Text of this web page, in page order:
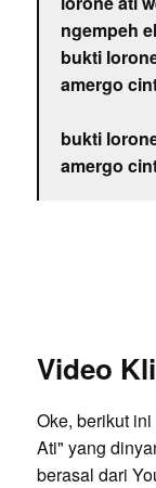
ngempeh
bukti
amergo
bukti
amergo
Video
Oke, berikut
Ati" yang
berasal dari